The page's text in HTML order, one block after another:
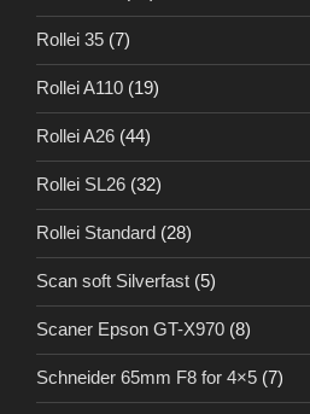
Rollei 35 (7)
Rollei A110 (19)
Rollei A26 (44)
Rollei SL26 (32)
Rollei Standard (28)
Scan soft Silverfast (5)
Scaner Epson GT-X970 (8)
Schneider 65mm F8 for 4×5 (7)